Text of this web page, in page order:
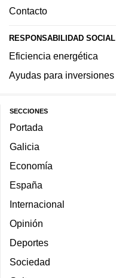
Contacto
RESPONSABILIDAD SOCIAL
Eficiencia energética
Ayudas para inversiones
SECCIONES
Portada
Galicia
Economía
España
Internacional
Opinión
Deportes
Sociedad